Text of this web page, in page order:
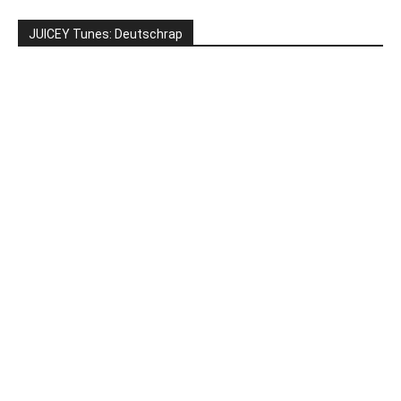
JUICEY Tunes: Deutschrap